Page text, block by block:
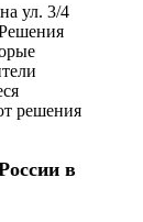
ул. 3/4
решения
в